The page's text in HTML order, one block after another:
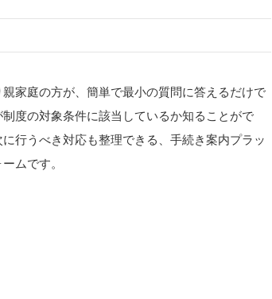
親家庭の方が、簡単で最小の質問に答えるだけで
制度の対象条件に該当しているか知ることがで
に行うべき対応も整理できる、手続き案内プラッ
ームです。